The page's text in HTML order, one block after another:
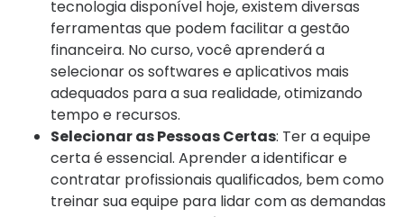
tecnologia disponível hoje, existem diversas
ferramentas que podem facilitar a gestão
financeira. No curso, você aprenderá a
selecionar os softwares e aplicativos mais
adequados para a sua realidade, otimizando
tempo e recursos.
Selecionar as Pessoas Certas: Ter a equipe
certa é essencial. Aprender a identificar e
contratar profissionais qualificados, bem como
treinar sua equipe para lidar com as demandas